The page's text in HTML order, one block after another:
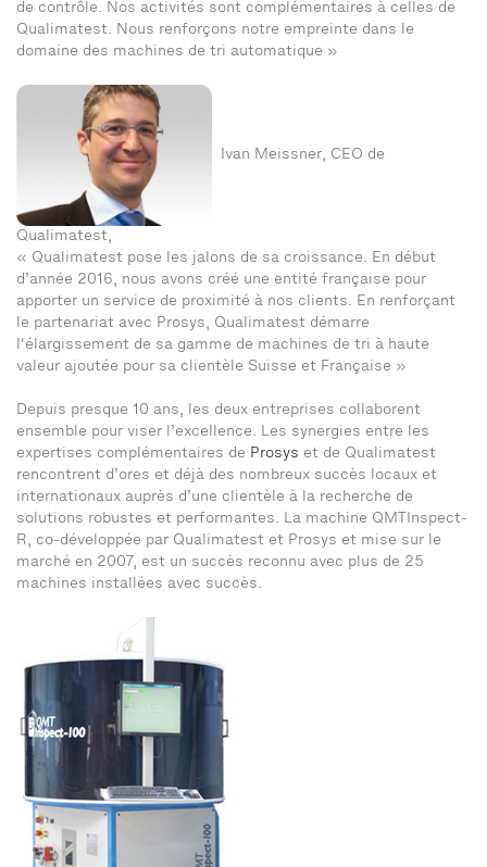
de contrôle. Nos activités sont complémentaires à celles de
Qualimatest. Nous renforçons notre empreinte dans le
domaine des machines de tri automatique »
Ivan Meissner, CEO de
Qualimatest,
« Qualimatest pose les jalons de sa croissance. En début
d’année 2016, nous avons créé une entité française pour
apporter un service de proximité à nos clients. En renforçant
le partenariat avec Prosys, Qualimatest démarre
l'élargissement de sa gamme de machines de tri à haute
valeur ajoutée pour sa clientèle Suisse et Française »
Depuis presque 10 ans, les deux entreprises collaborent
ensemble pour viser l’excellence. Les synergies entre les
expertises complémentaires de Prosys et de Qualimatest
rencontrent d’ores et déjà des nombreux succès locaux et
internationaux auprès d’une clientèle à la recherche de
solutions robustes et performantes. La machine QMTInspect-
R, co-développée par Qualimatest et Prosys et mise sur le
marché en 2007, est un succès reconnu avec plus de 25
machines installées avec succès.